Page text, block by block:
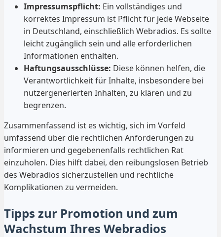
Impressumspflicht: Ein vollständiges und
korrektes Impressum ist Pflicht für jede Webseite
in Deutschland, einschließlich Webradios. Es sollte
leicht zugänglich sein und alle erforderlichen
Informationen enthalten.
Haftungsausschlüsse: Diese können helfen, die
Verantwortlichkeit für Inhalte, insbesondere bei
nutzergenerierten Inhalten, zu klären und zu
begrenzen.
Zusammenfassend ist es wichtig, sich im Vorfeld
umfassend über die rechtlichen Anforderungen zu
informieren und gegebenenfalls rechtlichen Rat
einzuholen. Dies hilft dabei, den reibungslosen Betrieb
des Webradios sicherzustellen und rechtliche
Komplikationen zu vermeiden.
Tipps zur Promotion und zum
Wachstum Ihres Webradios